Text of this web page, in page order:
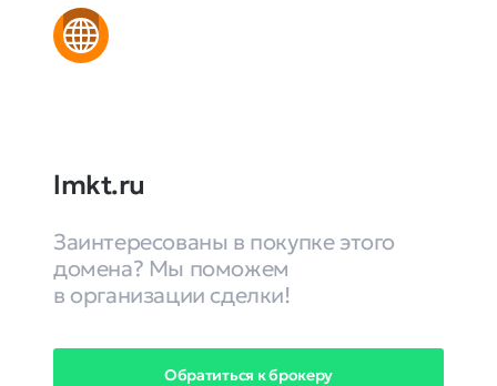
lmkt.ru
Заинтересованы в покупке этого
домена? Мы поможем
в организации сделки!
Обратиться к брокеру